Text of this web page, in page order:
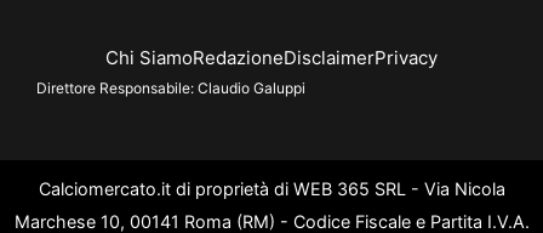
Chi SiamoRedazioneDisclaimerPrivacy
Direttore Responsabile: Claudio Galuppi
Calciomercato.it di proprietà di WEB 365 SRL - Via Nicola
Marchese 10, 00141 Roma (RM) - Codice Fiscale e Partita I.V.A.